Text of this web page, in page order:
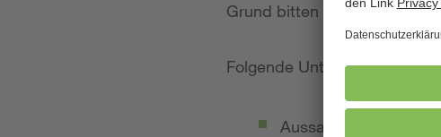
Grund bitten wir Sie, von
Folgende Unterlagen sollte
Aussagekräftiges